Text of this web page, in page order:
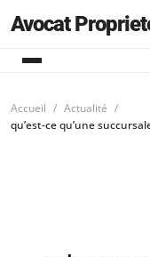
Avocat
Accueil
Actualité
qu’est-ce qu’une